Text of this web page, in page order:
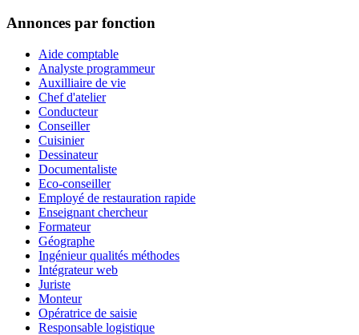
Annonces par fonction
Aide comptable
Analyste programmeur
Auxilliaire de vie
Chef d'atelier
Conducteur
Conseiller
Cuisinier
Dessinateur
Documentaliste
Eco-conseiller
Employé de restauration rapide
Enseignant chercheur
Formateur
Géographe
Ingénieur qualités méthodes
Intégrateur web
Juriste
Monteur
Opératrice de saisie
Responsable logistique